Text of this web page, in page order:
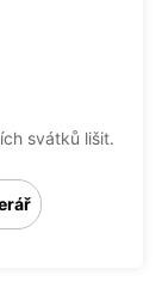
svátků lišit.